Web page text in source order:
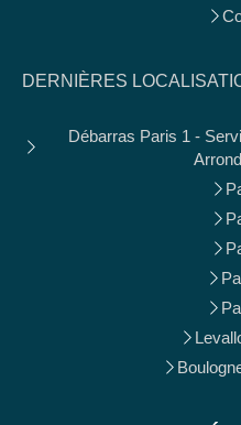
DERNIÈRES
Débarras Paris 1 -